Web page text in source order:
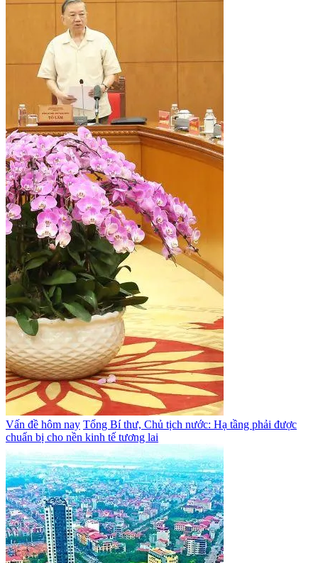
Vấn đề hôm nay Tổng Bí thư, Chủ tịch nước: Hạ tầng phải được
chuẩn bị cho nền kinh tế tương lai